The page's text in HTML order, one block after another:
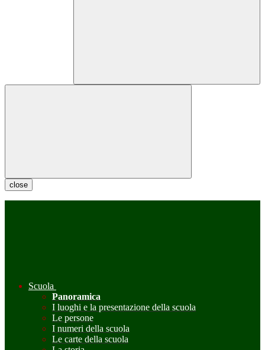
close
Scuola
Panoramica
I luoghi e la presentazione della scuola
Le persone
I numeri della scuola
Le carte della scuola